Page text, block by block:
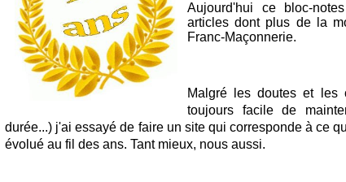
Aujourd'hui ce bloc-
articles dont plus de la
Franc-Maçonnerie.
Malgré les doutes et les
toujours facile de
durée...) j'ai essayé de faire un site qui corresponde à ce
évolué au fil des ans. Tant mieux, nous aussi.